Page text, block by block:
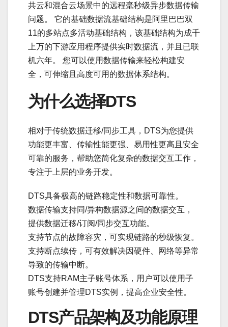
共云和混合云场景中的远程毫秒级异步数据传输
问题。 它的基础数据流基础结构是阿里巴巴双
11的多站点多活动基础结构，该基础结构为成千
上万的下游应用程序提供实时数据流，并且已联
机六年。 您可以使用数据传输来轻松构建安
全，可伸缩且高度可用的数据体系结构。
为什么选择DTS
相对于传统数据迁移/同步工具，DTS为您提供
功能更丰富、传输性能更强、易用性更高且安全
可靠的服务，帮助您简化复杂的数据交互工作，
专注于上层的业务开发。
DTS具备极高的链路稳定性和数据可靠性。
数据传输支持同/异构数据源之间的数据交互，
提供数据迁移/订阅/同步交互功能。
支持节点的故障容灾，可实现链路的秒级恢复。
支持断点续传，可有效解决因硬件、网络等异常
导致的传输中断。
DTS支持RAM主子账号体系，用户可以使用子
账号创建并管理DTS实例，提高企业安全性。
DTS产品架构及功能原理